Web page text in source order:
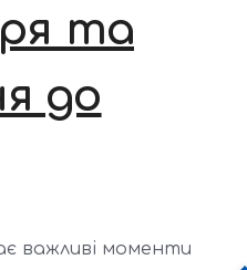
та
до
важливі моменти